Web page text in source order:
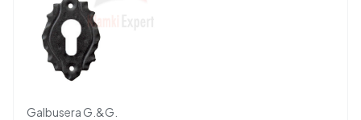
Producent
Galbusera G.&G.